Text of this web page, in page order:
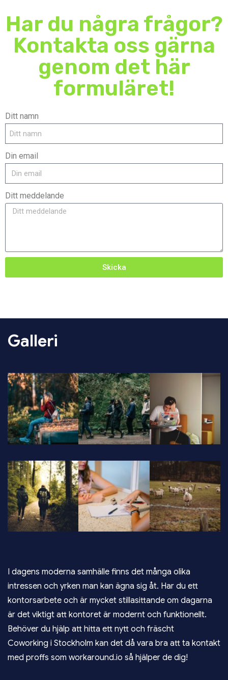
Har du några frågor?
Kontakta oss gärna
genom det här
formuläret!
Ditt namn
Din email
Ditt meddelande
Skicka
Galleri
I dagens moderna samhälle finns det många olika
intressen och yrken man kan ägna sig åt. Har du ett
kontorsarbete och är mycket stillasittande om dagarna
är det viktigt att kontoret är modernt och funktionellt.
Behöver du hjälp att hitta ett nytt och fräscht
Coworking i Stockholm kan det då vara bra att ta kontakt
med proffs som workaround.io så hjälper de dig!